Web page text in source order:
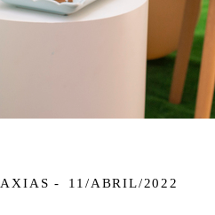
11/ABRIL/2022